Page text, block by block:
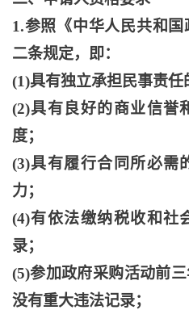
1.参照《中华人民共和
二条规定，即：
(1)具有独立承担民事责任
(2)具有良好的商业信誉
度；
(3)具有履行合同所必需
力；
(4)有依法缴纳税收和社
录；
(5)参加政府采购活动前
没有重大违法记录；